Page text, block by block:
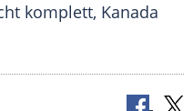
komplett, Kanada